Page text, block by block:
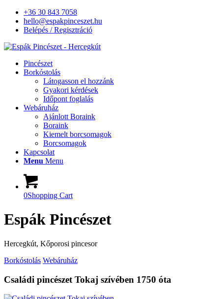
+36 30 843 7058
hello@espakpinceszet.hu
Belépés / Regisztráció
Pincészet
Borkóstolás
Látogasson el hozzánk
Gyakori kérdések
Időpont foglalás
Webáruház
Ajánlott Boraink
Boraink
Kiemelt borcsomagok
Borcsomagok
Kapcsolat
Menu Menu
0Shopping Cart
Espák Pincészet
Hercegkút, Kőporosi pincesor
Borkóstolás Webáruház
Családi pincészet Tokaj szívében 1750 óta